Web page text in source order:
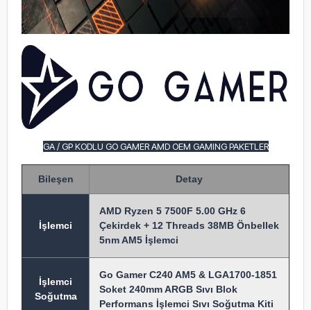
GA / GP KODLU GO GAMER AMD OEM GAMING PAKETLER
Bileşen Detay
İşlemci
AMD Ryzen 5 7500F 5.00 GHz 6
Çekirdek + 12 Threads 38MB Önbellek
5nm AM5 İşlemci
İşlemci
Soğutma
Go Gamer C240 AM5 & LGA1700-1851
Soket 240mm ARGB Sıvı Blok
Performans İşlemci Sıvı Soğutma Kiti